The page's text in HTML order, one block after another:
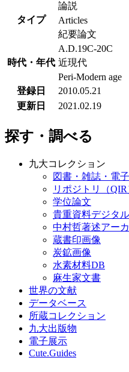
タイプ
論説
Articles
紀要論文
時代・年代
A.D.19C-20C
近現代
Peri-Modern age
登録日
2010.05.21
更新日
2021.02.19
探す・調べる
九大コレクション
図書・雑誌・電
リポジトリ（QIR
学位論文
貴重資料デジタ
中村哲著述アー
蔵書印画像
炭鉱画像
水素材料DB
麻生家文書
世界の文献
データベース
所蔵コレクション
九大出版物
電子展示
Cute.Guides